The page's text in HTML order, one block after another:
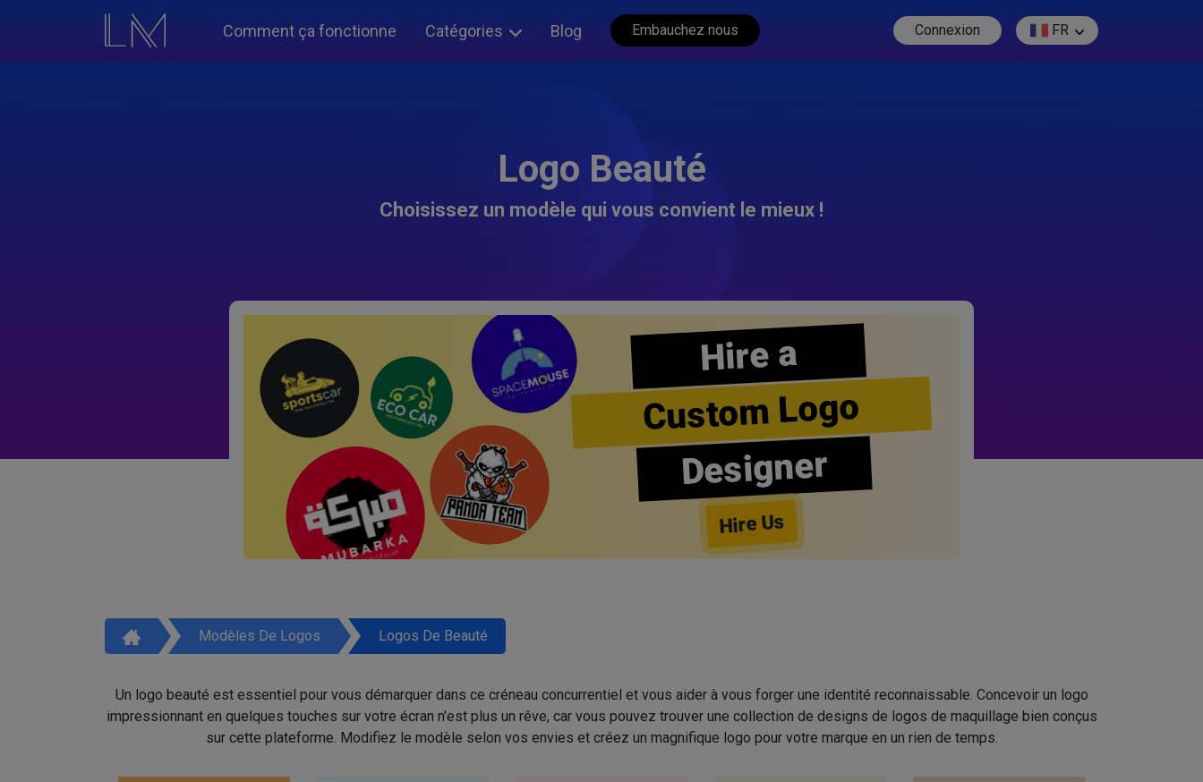
Comment ça fonctionne Catégories Blog Embauchez nous Connexion FR
Logo Beauté
Choisissez un modèle qui vous convient le mieux !
Hire a
Custom Logo
Designer
Hire Us
Modèles De Logos Logos De Beauté
Un logo beauté est essentiel pour vous démarquer dans ce créneau concurrentiel et vous aider à vous forger une identité reconnaissable. Concevoir un logo
impressionnant en quelques touches sur votre écran n'est plus un rêve, car vous pouvez trouver une collection de designs de logos de maquillage bien conçus
sur cette plateforme. Modifiez le modèle selon vos envies et créez un magnifique logo pour votre marque en un rien de temps.